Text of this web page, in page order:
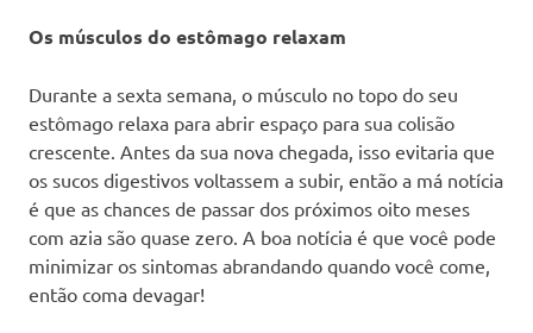
Os músculos do estômago relaxam
Durante a sexta semana, o músculo no topo do seu
estômago relaxa para abrir espaço para sua colisão
crescente. Antes da sua nova chegada, isso evitaria que
os sucos digestivos voltassem a subir, então a má notícia
é que as chances de passar dos próximos oito meses
com azia são quase zero. A boa notícia é que você pode
minimizar os sintomas abrandando quando você come,
então coma devagar!